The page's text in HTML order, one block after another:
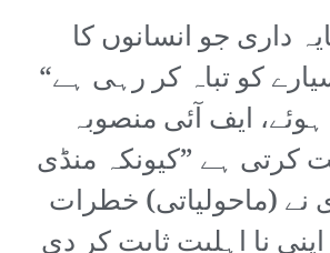
داری جو انسانوں کا
کو تباہ کر رہی ہے“
ایف آئی منصوبہ
کرتی ہے ”کیونکہ منڈی
نے (ماحولیاتی) خطرات